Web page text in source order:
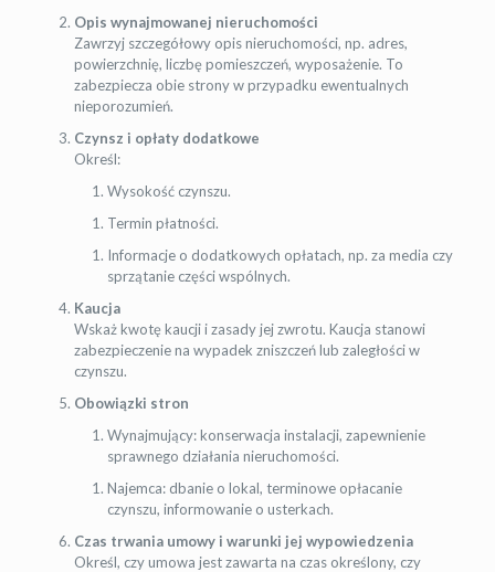
Opis wynajmowanej nieruchomości
Zawrzyj szczegółowy opis nieruchomości, np. adres,
powierzchnię, liczbę pomieszczeń, wyposażenie. To
zabezpiecza obie strony w przypadku ewentualnych
nieporozumień.
Czynsz i opłaty dodatkowe
Określ:
Wysokość czynszu.
Termin płatności.
Informacje o dodatkowych opłatach, np. za media czy
sprzątanie części wspólnych.
Kaucja
Wskaż kwotę kaucji i zasady jej zwrotu. Kaucja stanowi
zabezpieczenie na wypadek zniszczeń lub zaległości w
czynszu.
Obowiązki stron
Wynajmujący: konserwacja instalacji, zapewnienie
sprawnego działania nieruchomości.
Najemca: dbanie o lokal, terminowe opłacanie
czynszu, informowanie o usterkach.
Czas trwania umowy i warunki jej wypowiedzenia
Określ, czy umowa jest zawarta na czas określony, czy